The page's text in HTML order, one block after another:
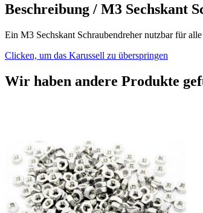
Beschreibung / M3 Sechskant
Ein M3 Sechskant Schraubendreher nutzbar für
Clicken, um das Karussell zu überspringen
Wir haben andere Produkte